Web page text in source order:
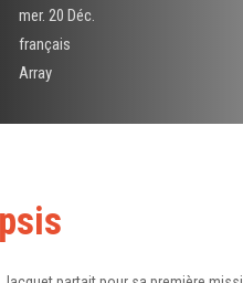
mer. 20 Déc.
français
Array